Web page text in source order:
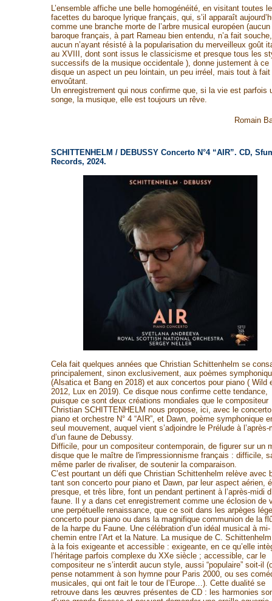
L’ensemble affiche une belle homogénéité, en visitant toutes
facettes du baroque lyrique français, qui, s’il apparaît
comme une branche morte de l’arbre musical européen (aucun
baroque français, à part Rameau bien entendu, n’a fait souche,
aucun n’ayant résisté à la popularisation du merveilleux goût
au XVIII, dont sont issus le classicisme et presque tous les
successifs de la musique occidentale ), donne justement à ce
disque un aspect un peu lointain, un peu irréel, mais tout à fait
envoûtant.
Un enregistrement qui nous confirme que, si la vie est parfois
songe, la musique, elle est toujours un rêve.
Romain
SCHITTENHELM / DEBUSSY Concerto N°4 “AIR”. CD,
Records, 2024.
Cela fait quelques années que Christian Schittenhelm se
principalement, sinon exclusivement, aux poèmes
(Alsatica et Bang en 2018) et aux concertos pour piano ( Wild
2012, Lux en 2019). Ce disque nous confirme cette tendance,
puisque ce sont deux créations mondiales que le compositeur
Christian SCHITTENHELM nous propose, ici, avec le
piano et orchestre N° 4 “AIR”, et Dawn, poème symphonique
seul mouvement, auquel vient s’adjoindre le Prélude à l’après-
d’un faune de Debussy.
Difficile, pour un compositeur contemporain, de figurer sur un
disque que le maître de l'impressionnisme français : difficile,
même parler de rivaliser, de soutenir la comparaison.
C’est pourtant un défi que Christian Schittenhelm relève avec
tant son concerto pour piano et Dawn, par leur aspect aérien,
presque, et très libre, font un pendant pertinent à l’après-midi
faune. Il y a dans cet enregistrement comme une éclosion de
une perpétuelle renaissance, que ce soit dans les arpèges
concerto pour piano ou dans la magnifique communion de la
de la harpe du Faune. Une célébration d’un idéal musical à mi-
chemin entre l’Art et la Nature. La musique de C.
à la fois exigeante et accessible : exigeante, en ce qu’elle
l’héritage parfois complexe du XXe siècle ; accessible, car le
compositeur ne s’interdit aucun style, aussi “populaire” soit-il
pense notamment à son hymne pour Paris 2000, ou ses
musicales, qui ont fait le tour de l’Europe…). Cette dualité se
retrouve dans les œuvres présentes de CD : les harmonies